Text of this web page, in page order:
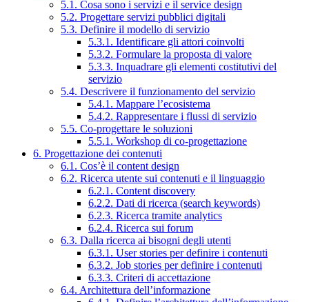
5.1. Cosa sono i servizi e il service design
5.2. Progettare servizi pubblici digitali
5.3. Definire il modello di servizio
5.3.1. Identificare gli attori coinvolti
5.3.2. Formulare la proposta di valore
5.3.3. Inquadrare gli elementi costitutivi del
servizio
5.4. Descrivere il funzionamento del servizio
5.4.1. Mappare l’ecosistema
5.4.2. Rappresentare i flussi di servizio
5.5. Co-progettare le soluzioni
5.5.1. Workshop di co-progettazione
6. Progettazione dei contenuti
6.1. Cos’è il content design
6.2. Ricerca utente sui contenuti e il linguaggio
6.2.1. Content discovery
6.2.2. Dati di ricerca (search keywords)
6.2.3. Ricerca tramite analytics
6.2.4. Ricerca sui forum
6.3. Dalla ricerca ai bisogni degli utenti
6.3.1. User stories per definire i contenuti
6.3.2. Job stories per definire i contenuti
6.3.3. Criteri di accettazione
6.4. Architettura dell’informazione